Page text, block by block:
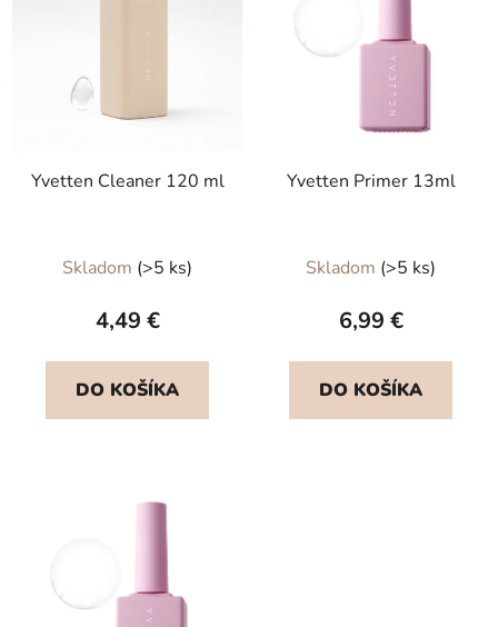
Yvetten Cleaner 120 ml
Skladom (>5 ks)
4,49 €
DO KOŠÍKA
Yvetten Primer 13ml
hodnotenie
produktu
5,0
z
Skladom (>5 ks)
6,99 €
DO KOŠÍKA